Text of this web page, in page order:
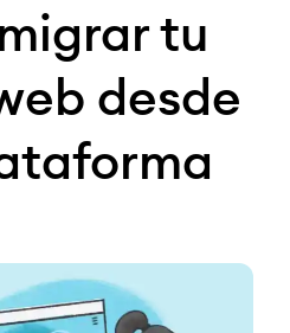
tu
desde